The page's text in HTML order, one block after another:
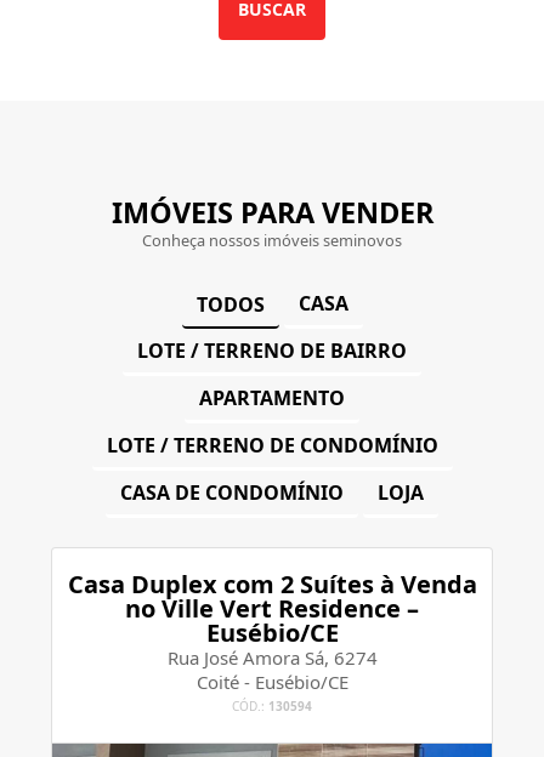
BUSCAR
IMÓVEIS PARA VENDER
Conheça nossos imóveis seminovos
TODOS
CASA
LOTE / TERRENO DE BAIRRO
APARTAMENTO
LOTE / TERRENO DE CONDOMÍNIO
CASA DE CONDOMÍNIO
LOJA
Casa Duplex com 2 Suítes à Venda
no Ville Vert Residence –
Eusébio/CE
Rua José Amora Sá, 6274
Coité - Eusébio/CE
CÓD.: 130594